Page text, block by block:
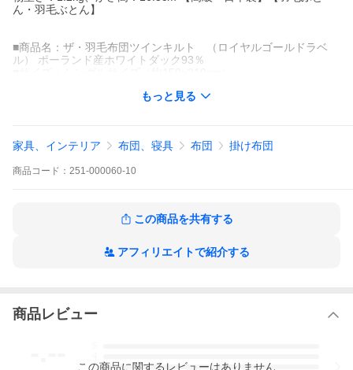
ん・羽毛ぶとん】
■商品名：ザ・羽毛布団ツインキルト （ロイヤルゴールドラベ
ル） ポーランド産ホワイトダック93％
■カラー：生成り
かけ布団 ツインキルト ロイヤルゴールドラベル ポーランド産ホ
ワイトダック ザ・羽毛布団
もっと見る
家具、インテリア 布団、寝具 布団 掛け布団
商品 コード： 251-000060-10
この商品を共有する
アフィリエイトで紹介する
商品レビュー
3
この商品に関するレビューはありません